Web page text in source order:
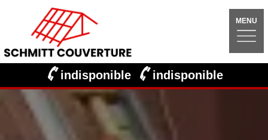
MENU
indisponible indisponible